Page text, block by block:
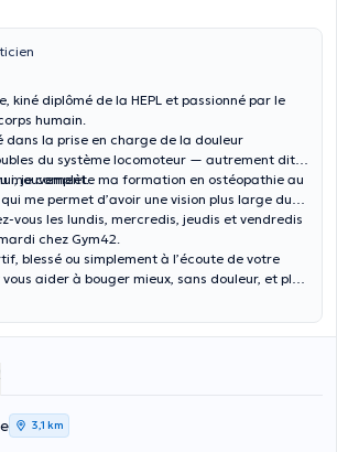
kiné diplômé de la HEPL et passionné par le
humain.
dans la prise en charge de la douleur
du système locomoteur — autrement dit,
mouvement.
je complète ma formation en ostéopathie au
me permet d’avoir une vision plus large du
vous les lundis, mercredis, jeudis et vendredis
chez Gym42.
blessé ou simplement à l’écoute de votre
aider à bouger mieux, sans douleur, et plus
3,1 km